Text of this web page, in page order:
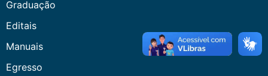
Graduação
Editais
Manuais
Egresso